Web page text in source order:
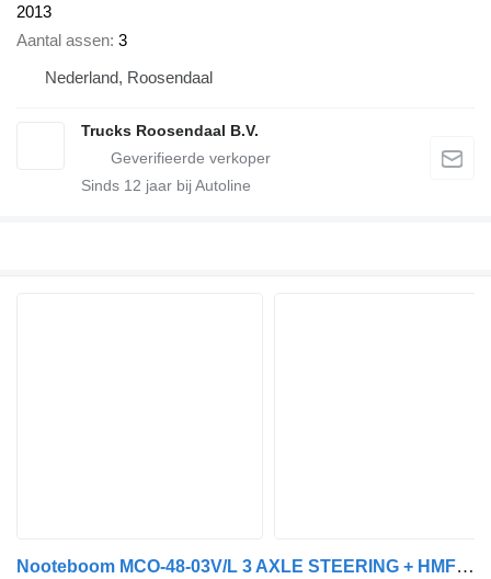
2013
Aantal assen 3
Nederland, Roosendaal
Trucks Roosendaal B.V.
Sinds 12 jaar bij Autoline
Nooteboom MCO-48-03V/L 3 AXLE STEERING + HMF 2223K4GG + REMOTE CONTROL + 6